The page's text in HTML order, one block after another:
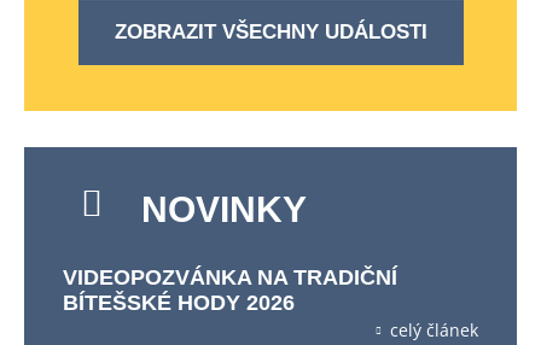
ZOBRAZIT VŠECHNY UDÁLOSTI
NOVINKY
VIDEOPOZVÁNKA NA TRADIČNÍ
BÍTEŠSKÉ HODY 2026
celý článek